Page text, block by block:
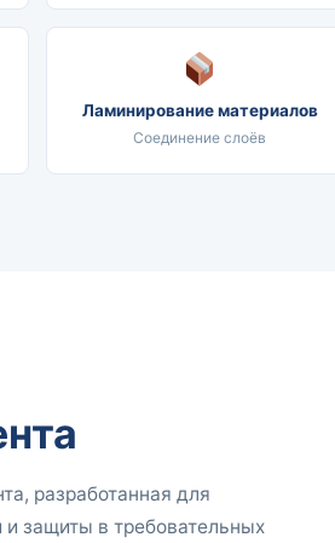
Ламинирование материалов
Соединение слоёв
разработанная для
защиты в требовательных